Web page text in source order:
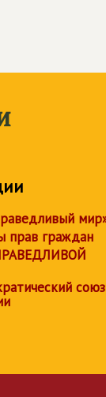
прав граждан
союз